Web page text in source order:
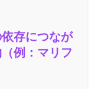
存につなが
例：マリフ